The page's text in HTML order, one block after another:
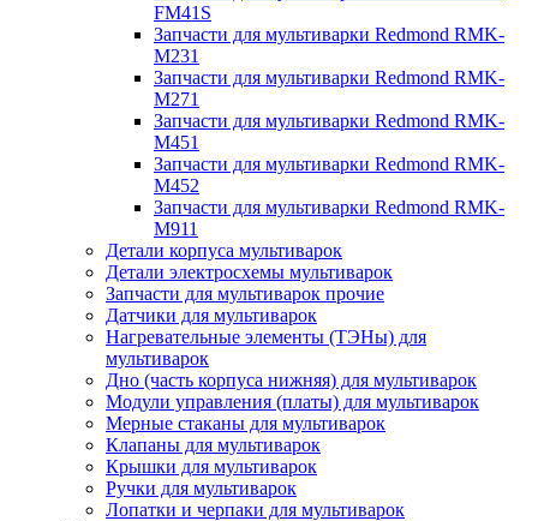
FM41S
Запчасти для мультиварки Redmond RMK-
M231
Запчасти для мультиварки Redmond RMK-
M271
Запчасти для мультиварки Redmond RMK-
M451
Запчасти для мультиварки Redmond RMK-
M452
Запчасти для мультиварки Redmond RMK-
M911
Детали корпуса мультиварок
Детали электросхемы мультиварок
Запчасти для мультиварок прочие
Датчики для мультиварок
Нагревательные элементы (ТЭНы) для
мультиварок
Дно (часть корпуса нижняя) для мультиварок
Модули управления (платы) для мультиварок
Мерные стаканы для мультиварок
Клапаны для мультиварок
Крышки для мультиварок
Ручки для мультиварок
Лопатки и черпаки для мультиварок